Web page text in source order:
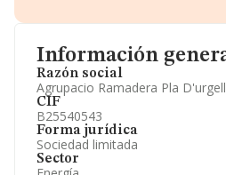
Información
Razón social
Agrupacio Ramadera Pla
CIF
B25540543
Forma jurídica
Sociedad limitada
Sector
Información oficial y